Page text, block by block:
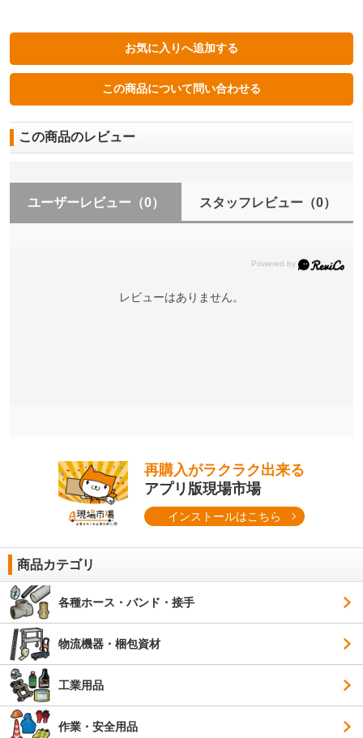
この商品のレビュー
ユーザーレビュー （0） スタッフレビュー（0）
レビューはありません。
再購入がラクラク出来る
アプリ版現場市場
インストールはこちら
商品カテゴリ
各種ホース・バンド・接手
物流機器・梱包資材
工業用品
作業・安全用品